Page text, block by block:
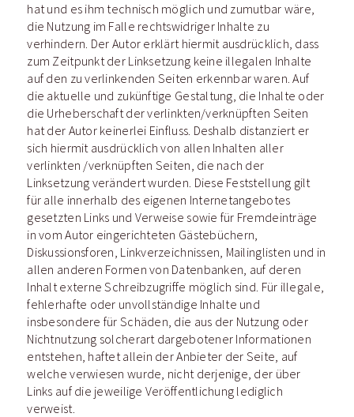
hat und es ihm technisch möglich und zumutbar wäre,
die Nutzung im Falle rechtswidriger Inhalte zu
verhindern. Der Autor erklärt hiermit ausdrücklich, dass
zum Zeitpunkt der Linksetzung keine illegalen Inhalte
auf den zu verlinkenden Seiten erkennbar waren. Auf
die aktuelle und zukünftige Gestaltung, die Inhalte oder
die Urheberschaft der verlinkten/verknüpften Seiten
hat der Autor keinerlei Einfluss. Deshalb distanziert er
sich hiermit ausdrücklich von allen Inhalten aller
verlinkten /verknüpften Seiten, die nach der
Linksetzung verändert wurden. Diese Feststellung gilt
für alle innerhalb des eigenen Internetangebotes
gesetzten Links und Verweise sowie für Fremdeinträge
in vom Autor eingerichteten Gästebüchern,
Diskussionsforen, Linkverzeichnissen, Mailinglisten und in
allen anderen Formen von Datenbanken, auf deren
Inhalt externe Schreibzugriffe möglich sind. Für illegale,
fehlerhafte oder unvollständige Inhalte und
insbesondere für Schäden, die aus der Nutzung oder
Nichtnutzung solcherart dargebotener Informationen
entstehen, haftet allein der Anbieter der Seite, auf
welche verwiesen wurde, nicht derjenige, der über
Links auf die jeweilige Veröffentlichung lediglich
verweist.